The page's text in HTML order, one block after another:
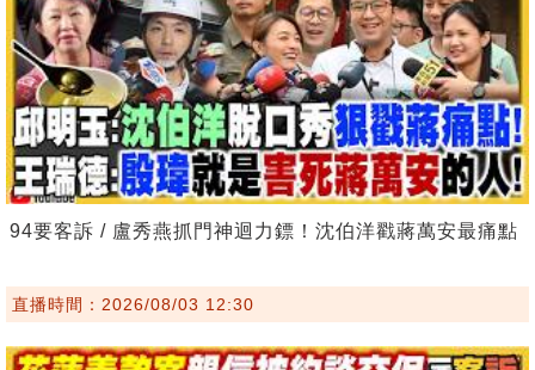
94要客訴 / 盧秀燕抓門神迴力鏢！沈伯洋戳蔣萬安最痛點
直播時間：2026/08/03 12:30